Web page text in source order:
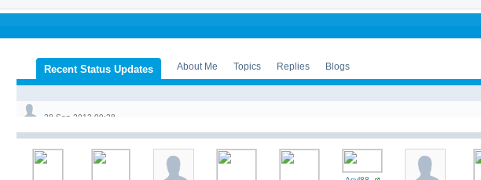
Recent Status Updates About Me Topics Replies Blogs
28 Sep 2012 09:28
28 Sep 2012 09:28